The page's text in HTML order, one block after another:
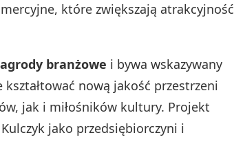
które zwiększają atrakcyjność
branżowe i bywa wskazywany
nową jakość przestrzeni
jak i miłośników kultury. Projekt
jako przedsiębiorczyni i